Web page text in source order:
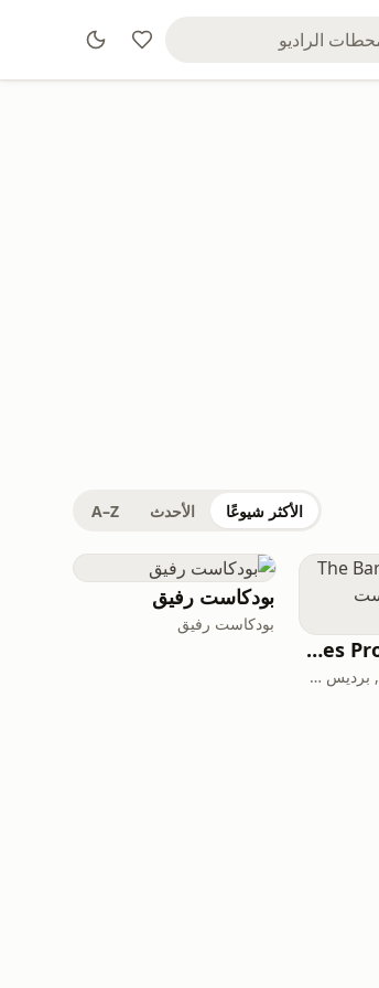
الأكثر شيوعًا الأحدث A–Z
The Bardees Project Podcast - بودكاست مشروع برديس
Bardees Smairat, برديس سميرات
بودكاست رفيق
بودكاست رفيق